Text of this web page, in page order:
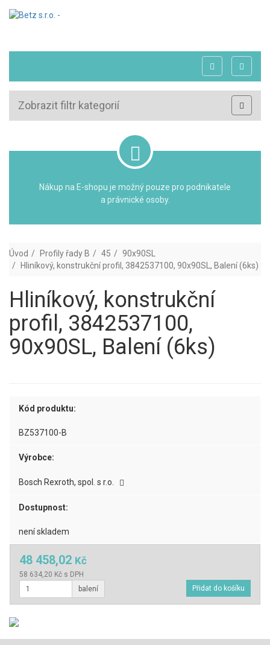
Zobrazit filtr kategorií
Nákup na E-shopu je možný pouze pro podnikatele
a právnické osoby.
Úvod Profily řady B 45
90x90SL
Hliníkový, konstrukční profil, 3842537100, 90x90SL, Balení (6ks)
Hliníkový, konstrukční
profil, 3842537100,
90x90SL, Balení (6ks)
Kód produktu:
BZ537100-B
Výrobce:
Bosch Rexroth, spol. s r.o.
Dostupnost:
není skladem
48 458,02 Kč
58 634,20 Kč s DPH
balení